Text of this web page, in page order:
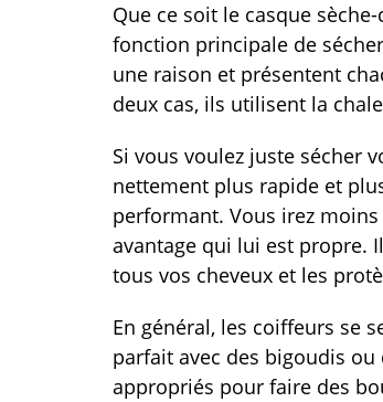
Que ce soit le casque
fonction principale de
une raison et présentent
deux cas, ils utilisent la
Si vous voulez juste sécher
nettement plus rapide et
performant. Vous irez moins
avantage qui lui est propre.
tous vos cheveux et les
En général, les coiffeurs se
parfait avec des bigoudis
appropriés pour faire des